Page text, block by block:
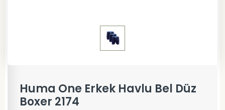
Huma One Erkek Havlu Bel Düz
Boxer 2174